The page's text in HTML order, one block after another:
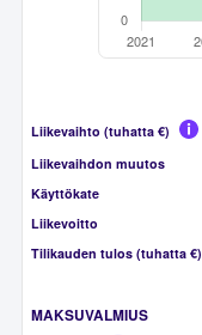
Liikevaihto (tuhatta €)
Liikevaihdon muutos
Käyttökate
Liikevoitto
Tilikauden tulos (tuhatta €)
MAKSUVALMIUS